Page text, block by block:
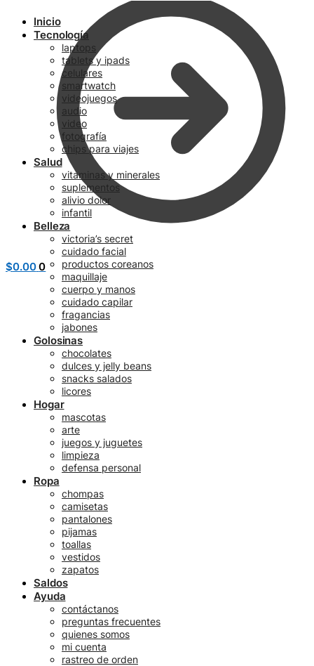
$0.00 0
Inicio
Tecnología
laptops
tablets y ipads
celulares
smartwatch
videojuegos
audio
video
fotografía
chips para viajes
Salud
vitaminas y minerales
suplementos
alivio dolor
infantil
Belleza
victoria’s secret
cuidado facial
productos coreanos
maquillaje
cuerpo y manos
cuidado capilar
fragancias
jabones
Golosinas
chocolates
dulces y jelly beans
snacks salados
licores
Hogar
mascotas
arte
juegos y juguetes
limpieza
defensa personal
Ropa
chompas
camisetas
pantalones
pijamas
toallas
vestidos
zapatos
Saldos
Ayuda
contáctanos
preguntas frecuentes
quienes somos
mi cuenta
rastreo de orden